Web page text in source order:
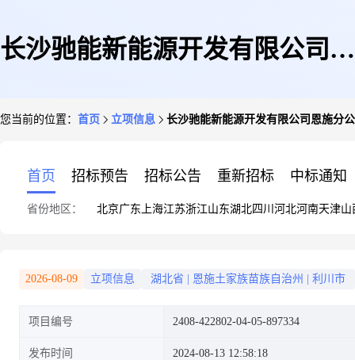
长沙驰能新能源开发有限公司恩
25.4KW分布式光伏发电项目
您当前的位置： 首页 立项信息 长沙驰能新能源开发有限公司恩施分
首页 招标预告 招标公告 重新招标 中标通知
省份地区： 北京广东 上海江苏浙江山东湖北四川 河北河南天津山
2026-08-09 立项信息 湖北省 恩施土家族苗族自治州 利川市
项目编号 2408-422802-04-05-897334
发布时间 2024-08-13 12:58:18